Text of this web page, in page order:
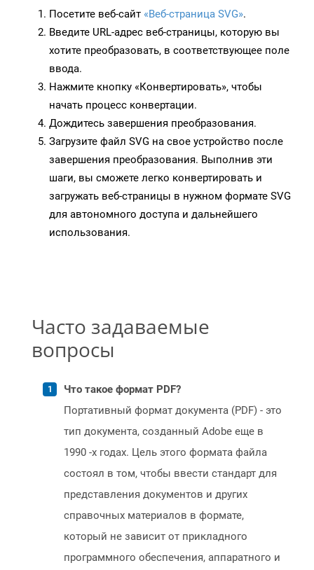
Посетите веб-сайт «Веб-страница SVG».
Введите URL-адрес веб-страницы, которую вы
хотите преобразовать, в соответствующее поле
ввода.
Нажмите кнопку «Конвертировать», чтобы
начать процесс конвертации.
Дождитесь завершения преобразования.
Загрузите файл SVG на свое устройство после
завершения преобразования. Выполнив эти
шаги, вы сможете легко конвертировать и
загружать веб-страницы в нужном формате SVG
для автономного доступа и дальнейшего
использования.
Часто задаваемые
вопросы
Что такое формат PDF?
Портативный формат документа (PDF) - это
тип документа, созданный Adobe еще в
1990 -х годах. Цель этого формата файла
состоял в том, чтобы ввести стандарт для
представления документов и других
справочных материалов в формате,
который не зависит от прикладного
программного обеспечения, аппаратного и